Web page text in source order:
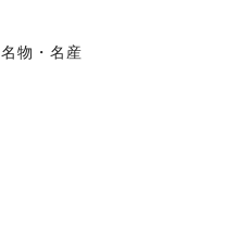
名物・名産